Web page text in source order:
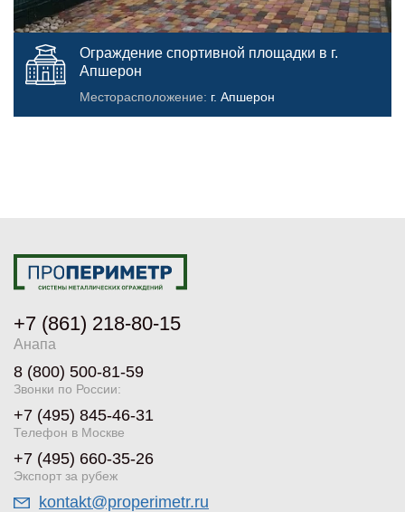
Ограждение спортивной площадки в г.
Апшерон
Месторасположение: г. Апшерон
+7 (861) 218-80-15
Анапа
8 (800) 500-81-59
Звонки по России:
+7 (495) 845-46-31
Телефон в Москве
+7 (495) 660-35-26
Экспорт за рубеж
kontakt@properimetr.ru